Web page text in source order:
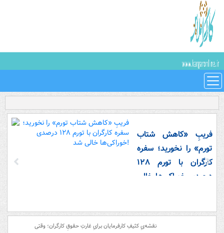
فریبِ «کاهش شتاب
تورم» را نخورید؛ سفره
کارگران با تورم ۱۲۸
درصدی خوراکی‌ها خالی
نقشه‌یِ کثیفِ کارفرمایان برایِ غارتِ حقوقِ کارگران؛ وقتی